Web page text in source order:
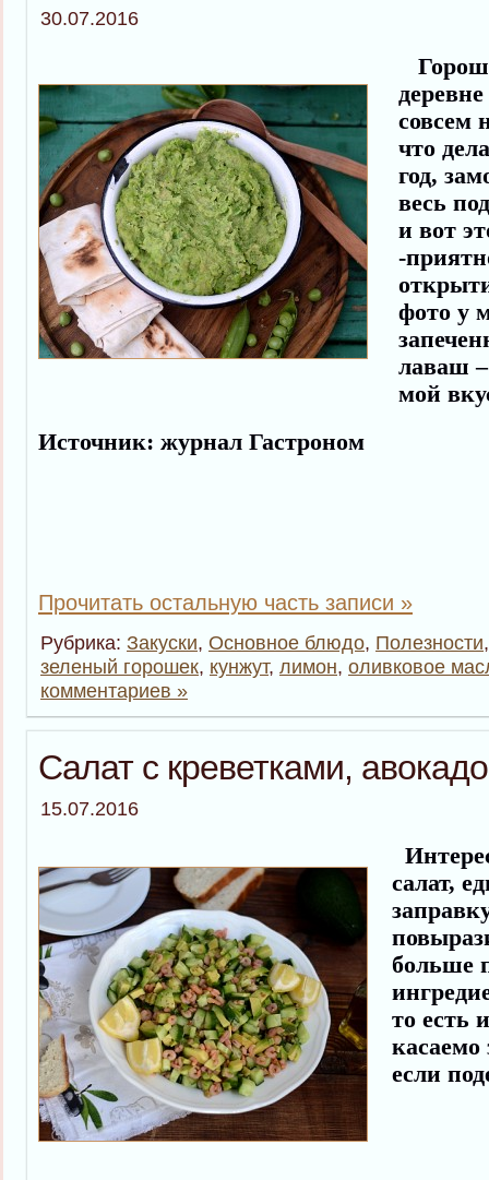
30.07.2016
совсем
что
год,
весь
и вот
-
фото у
лаваш
мой
Источник: журнал Гастроном
Прочитать остальную часть записи »
Рубрика: Закуски, Основное блюдо, Полезности
зеленый горошек, кунжут, лимон, оливковое
комментариев »
Салат с креветками,
15.07.2016
салат,
больше
то есть
касаемо
если